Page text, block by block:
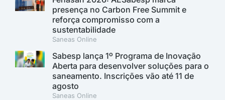
presença no Carbon Free Summit e
reforça compromisso com a
sustentabilidade
Saneas Online
Sabesp lança 1º Programa de Inovação
Aberta para desenvolver soluções para o
saneamento. Inscrições vão até 11 de
agosto
Saneas Online